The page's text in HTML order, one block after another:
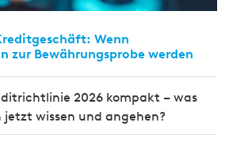
Wenn
zur Bewährungsprobe werden
2026 kompakt – was
jetzt wissen und angehen?